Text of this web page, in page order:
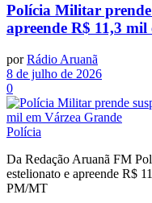
Polícia Militar prende
apreende R$ 11,3
por Rádio Aruanã
8 de julho de 2026
0
Polícia
Da Redação Aruanã FM
estelionato e apreende R$
PM/MT